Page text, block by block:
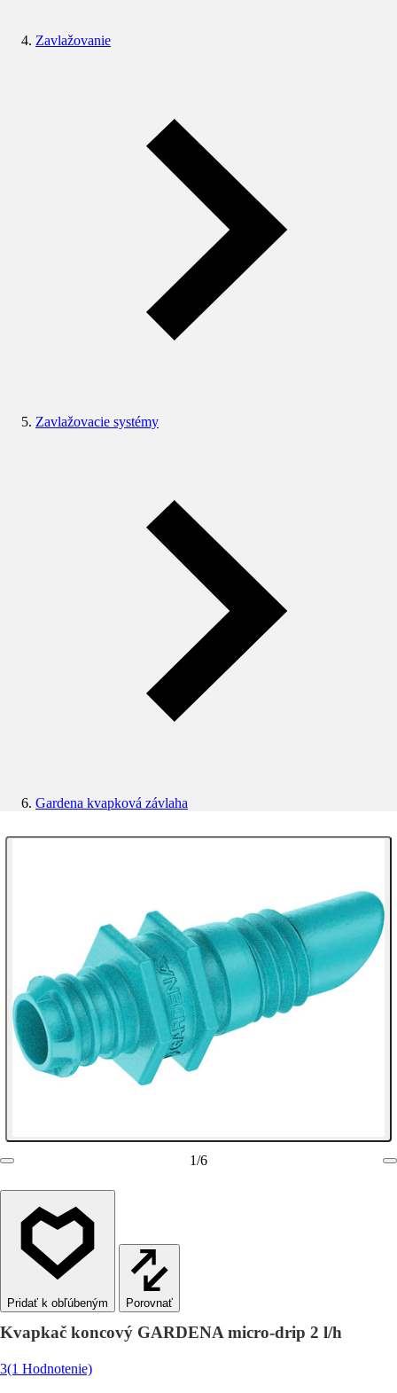
Zavlažovanie
Zavlažovacie systémy
Gardena kvapková závlaha
1/6
Porovnať
Kvapkač koncový GARDENA micro-drip 2 l/h
3(1 Hodnotenie)